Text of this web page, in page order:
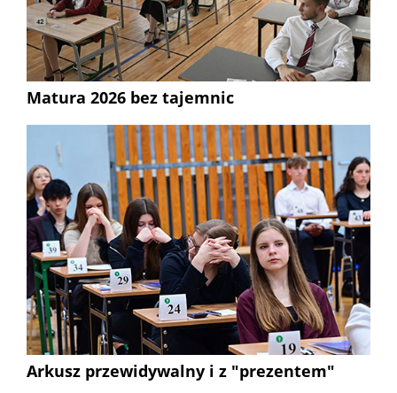
Matura 2026 bez tajemnic
Arkusz przewidywalny i z "prezentem"